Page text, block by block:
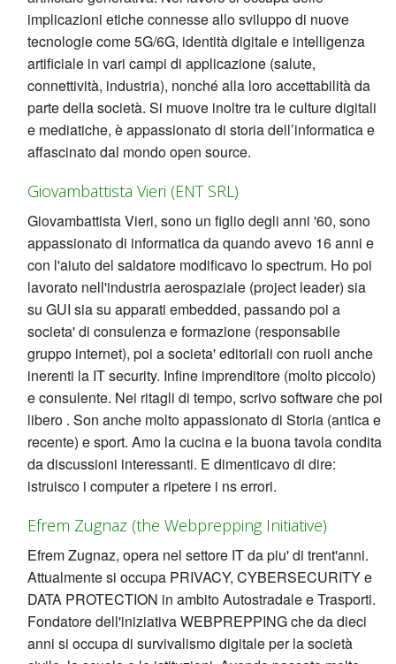
implicazioni etiche connesse allo sviluppo di nuove
tecnologie come 5G/6G, identità digitale e intelligenza
artificiale in vari campi di applicazione (salute,
connettività, industria), nonché alla loro accettabilità da
parte della società. Si muove inoltre tra le culture digitali
e mediatiche, è appassionato di storia dell’informatica e
affascinato dal mondo open source.
Giovambattista Vieri (ENT SRL)
Giovambattista Vieri, sono un figlio degli anni '60, sono
appassionato di informatica da quando avevo 16 anni e
con l'aiuto del saldatore modificavo lo spectrum. Ho poi
lavorato nell'industria aerospaziale (project leader) sia
su GUI sia su apparati embedded, passando poi a
societa' di consulenza e formazione (responsabile
gruppo internet), poi a societa' editoriali con ruoli anche
inerenti la IT security. Infine imprenditore (molto piccolo)
e consulente. Nei ritagli di tempo, scrivo software che poi
libero . Son anche molto appassionato di Storia (antica e
recente) e sport. Amo la cucina e la buona tavola condita
da discussioni interessanti. E dimenticavo di dire:
istruisco i computer a ripetere i ns errori.
Efrem Zugnaz (the Webprepping Initiative)
Efrem Zugnaz, opera nel settore IT da piu' di trent'anni.
Attualmente si occupa PRIVACY, CYBERSECURITY e
DATA PROTECTION in ambito Autostradale e Trasporti.
Fondatore dell'iniziativa WEBPREPPING che da dieci
anni si occupa di survivalismo digitale per la società